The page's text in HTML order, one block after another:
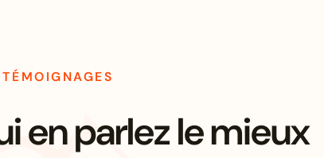
TÉMOIGNAGES
en parlez le mieux